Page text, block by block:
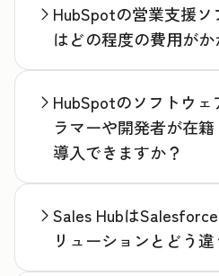
HubSpotの営業支援
はどの程度の費用が
HubSpotのソフトウ
ラマーや開発者が在
導入できますか？
Sales Hubは
リューションとどう